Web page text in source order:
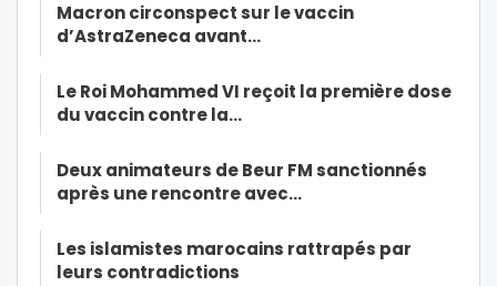
Macron circonspect sur le vaccin
d’AstraZeneca avant…
Le Roi Mohammed VI reçoit la première dose
du vaccin contre la…
Deux animateurs de Beur FM sanctionnés
après une rencontre avec…
Les islamistes marocains rattrapés par
leurs contradictions